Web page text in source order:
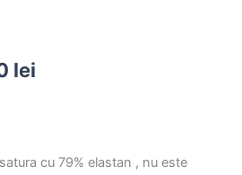
lei
cu 79% elastan , nu este